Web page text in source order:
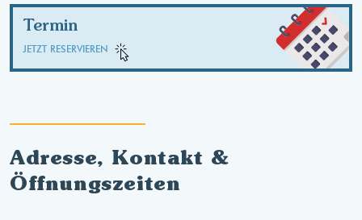
Termin
JETZT RESERVIEREN
Adresse, Kontakt &
Öffnungszeiten